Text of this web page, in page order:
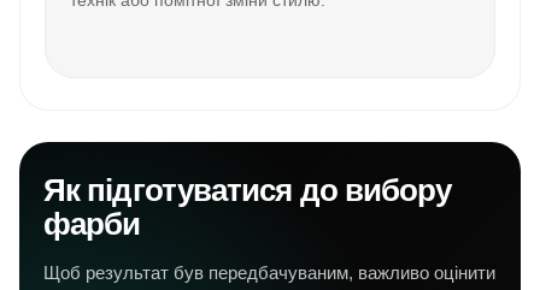
Як підготуватися до вибору
фарби
Щоб результат був передбачуваним, важливо оцінити